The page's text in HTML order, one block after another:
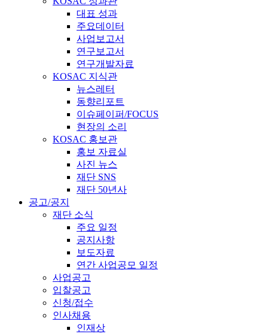
대표 성과
주요데이터
사업보고서
연구보고서
연구개발자료
KOSAC 지식관
뉴스레터
동향리포트
이슈페이퍼/FOCUS
현장의 소리
KOSAC 홍보관
홍보 자료실
사진 뉴스
재단 SNS
재단 50년사
공고/공지
재단 소식
주요 일정
공지사항
보도자료
연간 사업공모 일정
사업공고
입찰공고
신청/접수
인사채용
인재상